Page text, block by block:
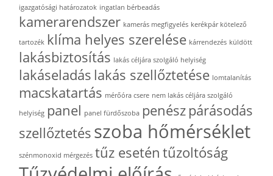
igazgatósági határozatok ingatlan bérbeadás
kamerarendszer kamerás megfigyelés kerékpár kötelező
tartozék klíma helyes szerelése kárrendezés küldött
lakásbiztosítás lakás céljára szolgáló helyiség
lakáseladás lakás szellőztetése lomtalanítás
macskatartás mérőóra csere nem lakás céljára szolgáló
helyiség panel panel fürdőszoba penész párásodás
szellőztetés szoba hőmérséklet
szénmonoxid mérgezés tűz esetén tűzoltóság